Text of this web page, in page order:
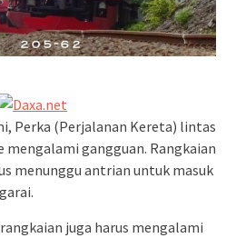
Perka (Perjalanan Kereta) lintas
mengalami gangguan. Rangkaian
menunggu antrian untuk masuk
juga harus mengalami